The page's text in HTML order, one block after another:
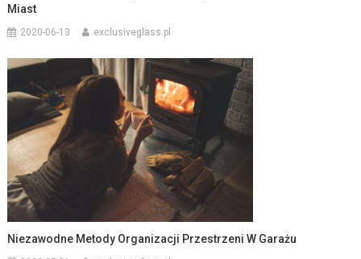
Miast
2020-06-13 exclusiveglass.pl
Niezawodne Metody Organizacji Przestrzeni W Garażu